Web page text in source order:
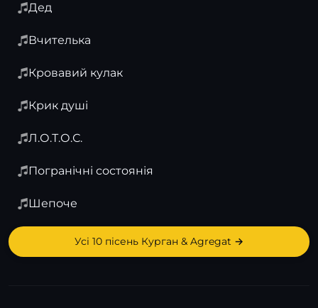
Дед
Вчителька
Кровавий кулак
Крик душі
Л.О.Т.О.С.
Погранічні состоянія
Шепоче
Усі 10 пісень Курган & Agregat →